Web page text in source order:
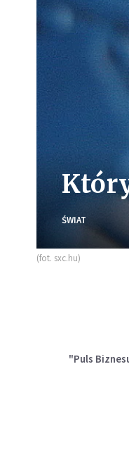
ŚWIAT
(fot. sxc.hu)
"Puls